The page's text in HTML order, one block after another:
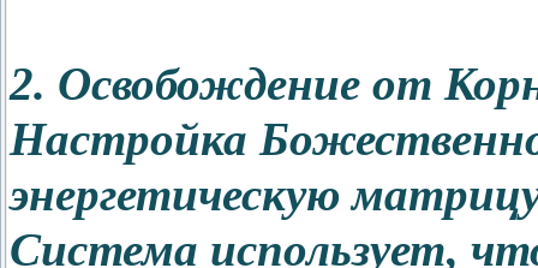
2. Освобождение от
Настройка
энергетическую
Система использует,